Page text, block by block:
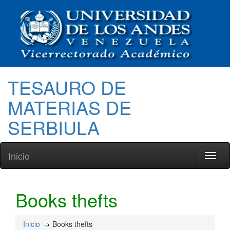
TESAURO DE
MATERIAS DE
SERBIULA
Inicio
Books thefts
Inicio Books thefts